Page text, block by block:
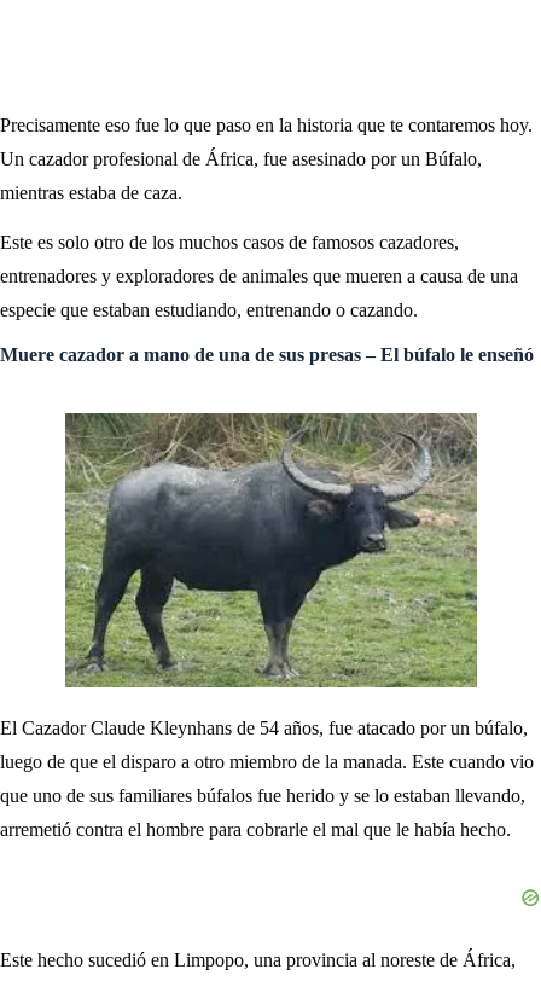
Precisamente eso fue lo que paso en la historia que te contaremos hoy.
Un cazador profesional de África, fue asesinado por un Búfalo,
mientras estaba de caza.
Este es solo otro de los muchos casos de famosos cazadores,
entrenadores y exploradores de animales que mueren a causa de una
especie que estaban estudiando, entrenando o cazando.
Muere cazador a mano de una de sus presas – El búfalo le enseñó
El Cazador Claude Kleynhans de 54 años, fue atacado por un búfalo,
luego de que el disparo a otro miembro de la manada. Este cuando vio
que uno de sus familiares búfalos fue herido y se lo estaban llevando,
arremetió contra el hombre para cobrarle el mal que le había hecho.
Este hecho sucedió en Limpopo, una provincia al noreste de África,